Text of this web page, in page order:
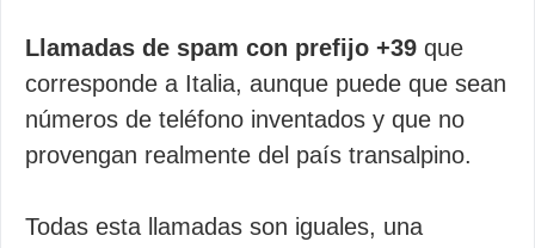
Llamadas de spam con prefijo +39 que
corresponde a Italia, aunque puede que sean
números de teléfono inventados y que no
provengan realmente del país transalpino.
Todas esta llamadas son iguales, una